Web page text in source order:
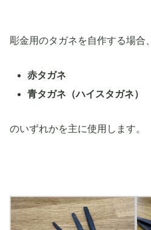
彫金用のタガネを自作する場合、
赤タガネ
青タガネ（ハイスタガネ）
のいずれかを主に使用します。